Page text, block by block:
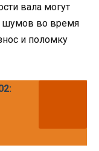
вала могут
шумов во время
и поломку